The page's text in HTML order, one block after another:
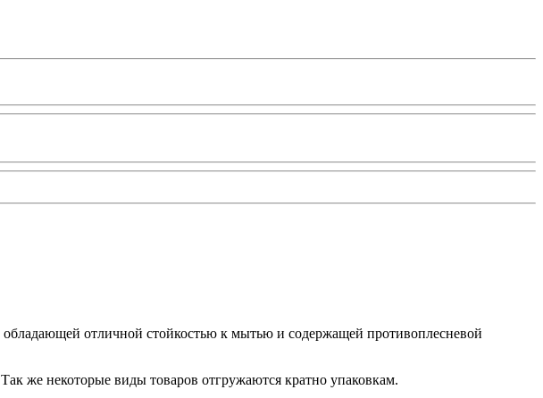
обладающей отличной стойкостью к мытью и содержащей противоплесневой
же некоторые виды товаров отгружаются кратно упаковкам.